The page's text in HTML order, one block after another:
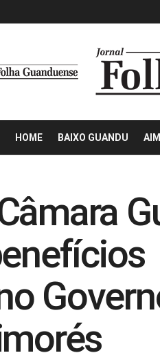
HOME BAIXO GUANDU